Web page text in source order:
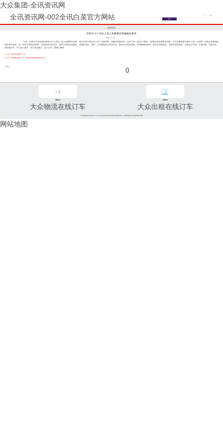
大众集团-全讯资讯网
全讯资讯网-002全讯白菜官方网站
集团动态
申新为七十岁以上老人免费乘车明确服务要求
2007-11-05
日前，申新公司切实落市政府为七十岁以上老人免费乘车实事，除在中层干部会议上作了专题布置，明确管理要求外，还专门统一发放了“通知”。该“通知”就免费乘车范围、方法和服务要求都作了进一步强调，还将近来新闻媒
体的相关报道，也一并作为“通知”的附件，张贴到各车队站点，要求大家将好事做好、将服务搞好。同时，公司根据老人乘车特点，提出针对性的措施，并明确服务要求，要求全体驾驶员、售票员切实做到：车辆起步平稳；中速行驶，均衡车距，
避免急刹车；关心老人乘车，努力落实座位；老人问讯，要耐心解答。
上一篇：龙吴车队部署安全工作
下一篇：文明创建从细节入手 奉城汽车站获验收组充分肯定
分享到： 0
96811
大众物流在线订车
96822
大众出租在线订车
大众交通(www.96822.com)002全讯白菜官方网站的版权所有，未经授权禁止复制或建立镜像
网站地图